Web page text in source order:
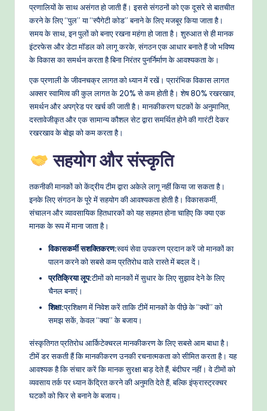
प्रणालियों के साथ असंगत हो जाती हैं। इससे संगठनों को एक दूसरे से बातचीत
करने के लिए “पुल” या “स्पैगेटी कोड” बनाने के लिए मजबूर किया जाता है।
समय के साथ, इन पुलों को बनाए रखना महंगा हो जाता है। शुरुआत से ही मानक
इंटरफेस और डेटा मॉडल को लागू करके, संगठन एक आधार बनाते हैं जो भविष्य
के विकास का समर्थन करता है बिना निरंतर पुनर्निर्माण के आवश्यकता के।
एक प्रणाली के जीवनचक्र लागत को ध्यान में रखें। प्रारंभिक विकास लागत
अक्सर स्वामित्व की कुल लागत के 20% से कम होती है। शेष 80% रखरखाव,
समर्थन और अपग्रेड पर खर्च की जाती है। मानकीकरण घटकों के अनुमानित,
दस्तावेजीकृत और एक सामान्य कौशल सेट द्वारा समर्थित होने की गारंटी देकर
रखरखाव के बोझ को कम करता है।
सहयोग और संस्कृति
तकनीकी मानकों को केंद्रीय टीम द्वारा अकेले लागू नहीं किया जा सकता है।
इनके लिए संगठन के पूरे में सहयोग की आवश्यकता होती है। विकासकर्मी,
संचालन और व्यावसायिक हितधारकों को यह सहमत होना चाहिए कि क्या एक
मानक के रूप में माना जाता है।
विकासकर्मी सशक्तिकरण:स्वयं सेवा उपकरण प्रदान करें जो मानकों का
पालन करने को सबसे कम प्रतिरोध वाले रास्ते में बदल दें।
प्रतिक्रिया लूप:टीमों को मानकों में सुधार के लिए सुझाव देने के लिए
चैनल बनाएं।
शिक्षा:प्रशिक्षण में निवेश करें ताकि टीमें मानकों के पीछे के “क्यों” को
समझ सकें, केवल “क्या” के बजाय।
संस्कृतिगत प्रतिरोध आर्किटेक्चरल मानकीकरण के लिए सबसे आम बाधा है।
टीमें डर सकती हैं कि मानकीकरण उनकी रचनात्मकता को सीमित करता है। यह
आवश्यक है कि संचार करें कि मानक सुरक्षा बाड़ देते हैं, बंदीघर नहीं। वे टीमों को
व्यवसाय तर्क पर ध्यान केंद्रित करने की अनुमति देते हैं, बल्कि इंफ्रास्ट्रक्चर
घटकों को फिर से बनाने के बजाय।